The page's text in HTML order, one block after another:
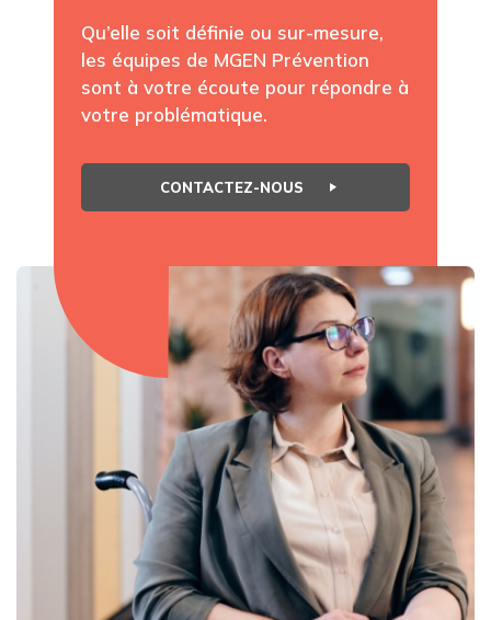
Qu’elle soit définie ou sur-mesure,
les équipes de MGEN Prévention
sont à votre écoute pour répondre à
votre problématique.
CONTACTEZ-NOUS